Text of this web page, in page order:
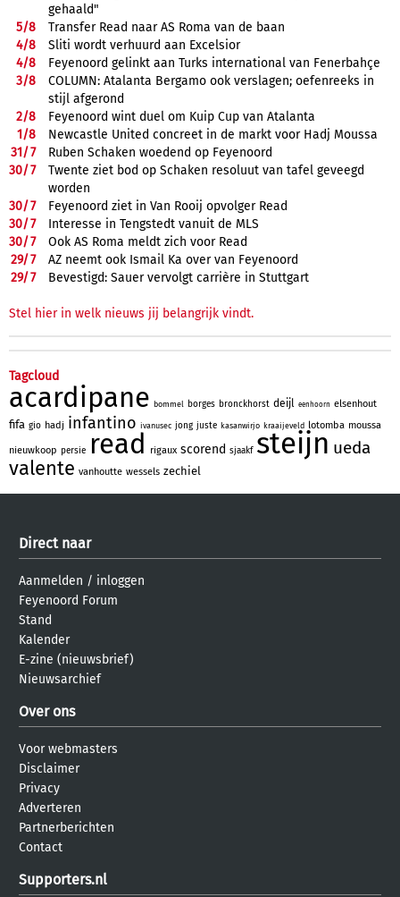
gehaald"
5/8
Transfer Read naar AS Roma van de baan
4/8
Sliti wordt verhuurd aan Excelsior
4/8
Feyenoord gelinkt aan Turks international van Fenerbahçe
3/8
COLUMN: Atalanta Bergamo ook verslagen; oefenreeks in
stijl afgerond
2/8
Feyenoord wint duel om Kuip Cup van Atalanta
1/8
Newcastle United concreet in de markt voor Hadj Moussa
31/7
Ruben Schaken woedend op Feyenoord
30/7
Twente ziet bod op Schaken resoluut van tafel geveegd
worden
30/7
Feyenoord ziet in Van Rooij opvolger Read
30/7
Interesse in Tengstedt vanuit de MLS
30/7
Ook AS Roma meldt zich voor Read
29/7
AZ neemt ook Ismail Ka over van Feyenoord
29/7 Bevestigd: Sauer vervolgt carrière in Stuttgart
Stel hier in welk nieuws jij belangrijk vindt.
Tagcloud
acardipane bommel borges bronckhorst deijl eenhoorn elsenhout
fifa gio hadj infantino ivanusec jong juste kasanwirjo kraaijeveld lotomba moussa
nieuwkoop persie read rigaux scorend sjaakf steijn ueda
valente vanhoutte wessels zechiel
Direct naar
Aanmelden / inloggen
Feyenoord Forum
Stand
Kalender
E-zine (nieuwsbrief)
Nieuwsarchief
Over ons
Voor webmasters
Disclaimer
Privacy
Adverteren
Partnerberichten
Contact
Supporters.nl